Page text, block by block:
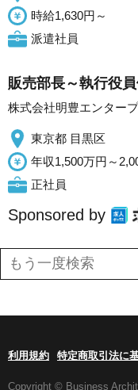
時給1,630円～
派遣社員
販売部長～執行役
株式会社明豊エンター
東京都 目黒区
年収1,500万円～
正社員
Sponsored by
利用規約 特定商取引法に
Copyright © Business